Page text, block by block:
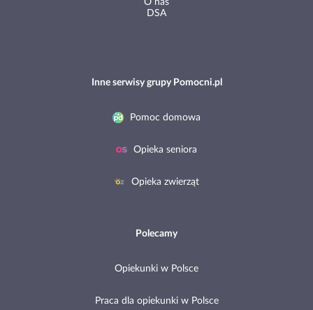
DSA
Inne serwisy grupy Pomocni.pl
Pomoc domowa
Opieka seniora
Opieka zwierząt
Polecamy
Opiekunki w Polsce
Praca dla opiekunki w Polsce